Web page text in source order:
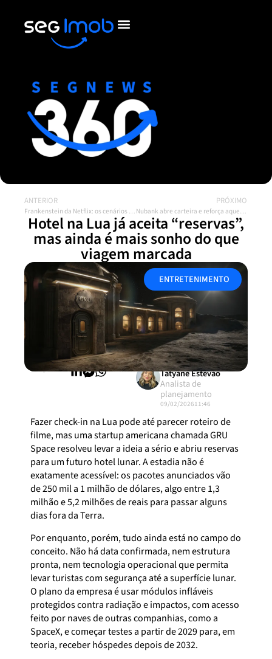
ANTERIOR
Frankenstein da Netflix: os cenários de verdade por trás do filme
PRÓXIMO
Nubank abre carteira e reforça aquecimento dos escritórios corporativos
Hotel na Lua já aceita “reservas”,
mas ainda é mais sonho do que
viagem marcada
Tatyane Estevão
Analista de
planejamento
09/02/202611:46
Compartilhar:
ENTRETENIMENTO
Fazer check-in na Lua pode até parecer roteiro de
filme, mas uma startup americana chamada GRU
Space resolveu levar a ideia a sério e abriu reservas
para um futuro hotel lunar. A estadia não é
exatamente acessível: os pacotes anunciados vão
de 250 mil a 1 milhão de dólares, algo entre 1,3
milhão e 5,2 milhões de reais para passar alguns
dias fora da Terra.
Por enquanto, porém, tudo ainda está no campo do
conceito. Não há data confirmada, nem estrutura
pronta, nem tecnologia operacional que permita
levar turistas com segurança até a superfície lunar.
O plano da empresa é usar módulos infláveis
protegidos contra radiação e impactos, com acesso
feito por naves de outras companhias, como a
SpaceX, e começar testes a partir de 2029 para, em
teoria, receber hóspedes depois de 2032.